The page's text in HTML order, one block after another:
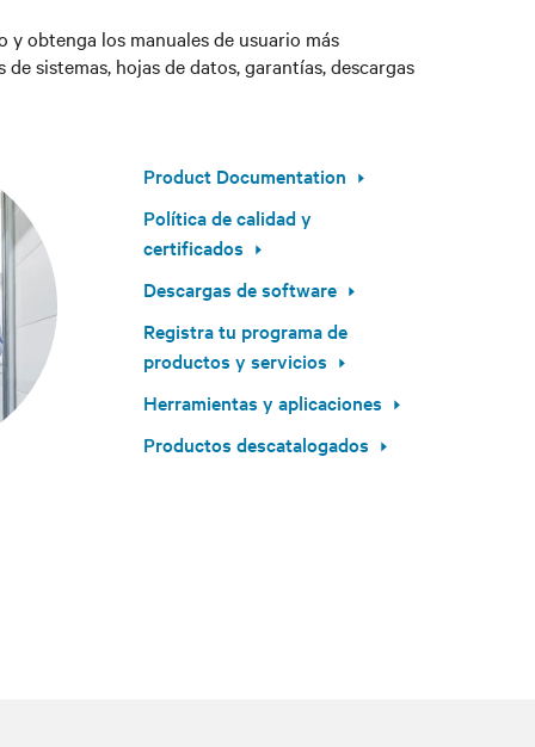
obtenga los manuales de usuario más
sistemas, hojas de datos, garantías, descargas
Product Documentation
Política de calidad y
certificados
Descargas de software
Registra tu programa de
productos y servicios
Herramientas y aplicaciones
Productos descatalogados